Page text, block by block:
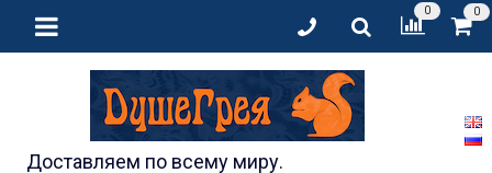
0 0
Доставляем по всему миру.